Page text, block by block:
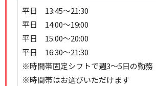
平日 13:45～21:30
平日 14:00～19:00
平日 15:00～20:00
平日 16:30～21:30
※時間帯固定シフトで週3～5日の勤務
※時間帯はお選びいただけます